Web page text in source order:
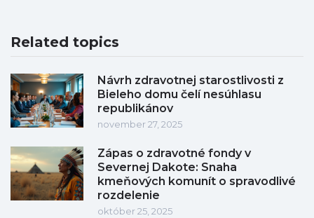
Related topics
Návrh zdravotnej starostlivosti z
Bieleho domu čelí nesúhlasu
republikánov
november 27, 2025
Zápas o zdravotné fondy v
Severnej Dakote: Snaha
kmeňových komunít o spravodlivé
rozdelenie
október 25, 2025